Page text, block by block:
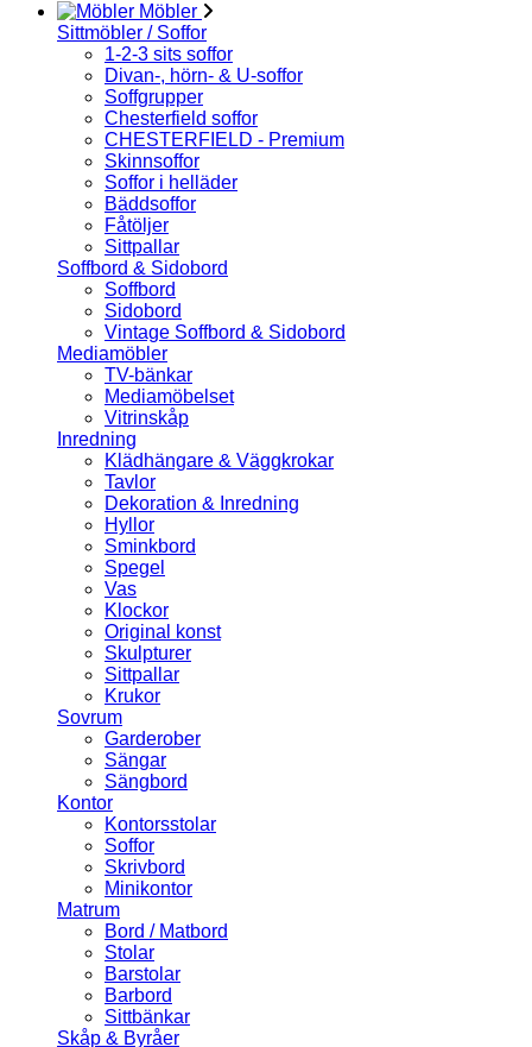
Möbler
Sittmöbler / Soffor
1-2-3 sits soffor
Divan-, hörn- & U-soffor
Soffgrupper
Chesterfield soffor
CHESTERFIELD - Premium
Skinnsoffor
Soffor i helläder
Bäddsoffor
Fåtöljer
Sittpallar
Soffbord & Sidobord
Soffbord
Sidobord
Vintage Soffbord & Sidobord
Mediamöbler
TV-bänkar
Mediamöbelset
Vitrinskåp
Inredning
Klädhängare & Väggkrokar
Tavlor
Dekoration & Inredning
Hyllor
Sminkbord
Spegel
Vas
Klockor
Original konst
Skulpturer
Sittpallar
Krukor
Sovrum
Garderober
Sängar
Sängbord
Kontor
Kontorsstolar
Soffor
Skrivbord
Minikontor
Matrum
Bord / Matbord
Stolar
Barstolar
Barbord
Sittbänkar
Skåp & Byråer